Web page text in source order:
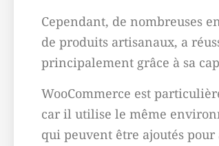
Cependant, de nombreuses
de produits artisanaux, a
principalement grâce à sa
WooCommerce est
car il utilise le même
qui peuvent être ajoutés